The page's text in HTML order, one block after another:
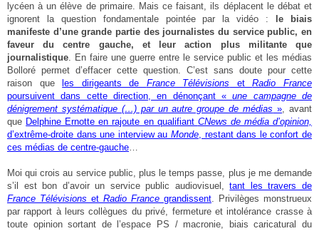
lycéen à un élève de primaire. Mais ce faisant, ils déplacent le débat et
ignorent la question fondamentale pointée par la vidéo :
le biais
manifeste d’une grande partie des journalistes du service public, en
faveur du centre gauche, et leur action plus militante que
journalistique. En faire une guerre entre le service public et les médias
Bolloré permet d’effacer cette question. C’est sans doute pour cette
raison que
les dirigeants de France Télévisions etRadio France
poursuivent dans cette direction, en dénonçant «une campagne de
dénigrement systématique (…) par un autre groupe de médias », avant
que Delphine Ernotte en rajoute en qualifiant CNews de média d’opinion,
d’extrême-droite dans une interview au Monde, restant dans le confort de
ces médias de centre-gauche…
Moi qui crois au service public, plus le temps passe, plus je me demande
s’il est bon d’avoir un service public audiovisuel,tant les travers de
France Télévisions et Radio France grandissent. Privilèges monstrueux
par rapport à leurs collègues du privé, fermeture et intolérance crasse à
toute opinion sortant de l’espace PS / macronie, biais caricatural du